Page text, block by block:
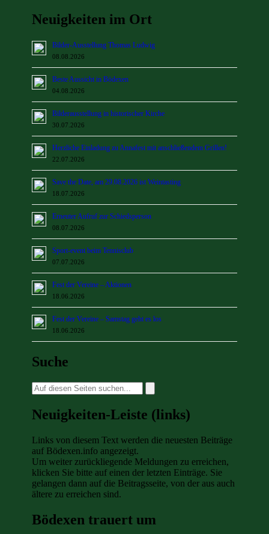
Neuigkeiten im Ort
Bilder-Ausstellung Thomas Ludwig
08.08.2026
Beste Aussicht in Bödexen
04.08.2026
Bilderausstellung in historischer Kirche
30.07.2026
Herzliche Einladung zu Annafest mit anschließendem Grillen!
22.07.2026
Save the Date, am 29.08.2026 ist Weintasting
18.07.2026
Erneuter Aufruf zur Schiedsperson
08.07.2026
Sport-event beim Tennisclub
07.07.2026
Fest der Vereine – Aktionen
18.06.2026
Fest der Vereine – Samstag geht es los
18.06.2026
Suche
Suche
nach:
Neuigkeiten-Leiste (links)
Links von diesem Text werden die neuesten Beiträge
auf Bödexen.info angezeigt.
Um weiter zurückliegende Meldungen zu erreichen,
klicken Sie bitte auf einen der letzten Einträge. Sie
gelangen dann auf die Beitragsseite, von der aus auch
ältere zu erreichen sind.
Bödexen trauert um